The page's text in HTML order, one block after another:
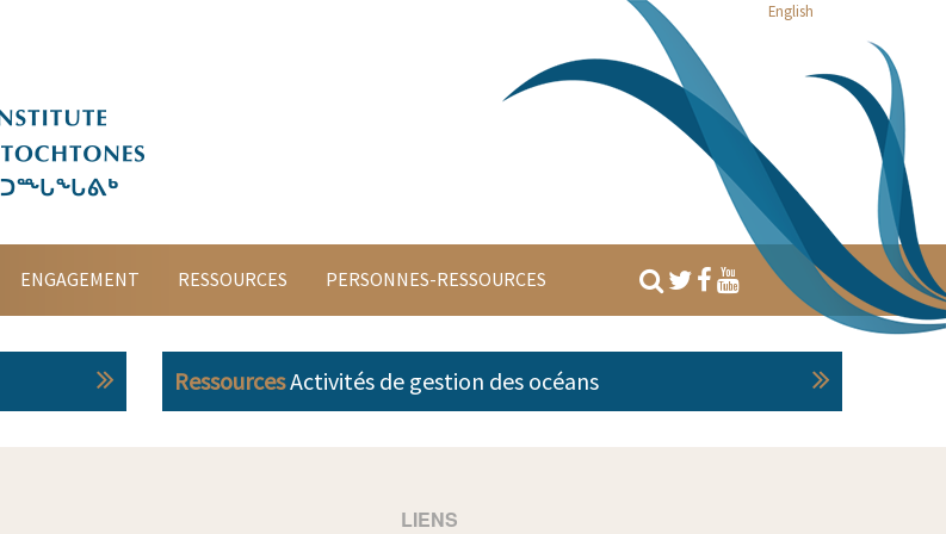
Planification spatiale marine
Ressources
English
English
ENGAGEMENT RESSOURCES PERSONNES-RESSOURCES
RessourcesActivités de gestion des océans
LIENS